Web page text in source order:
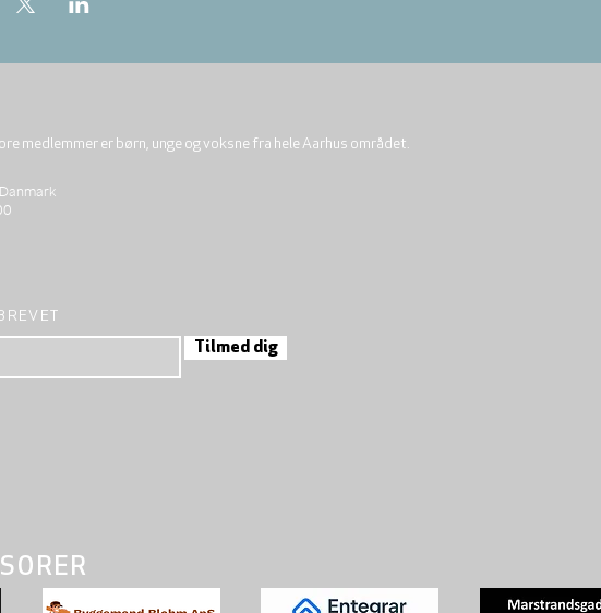
medlemmer er børn, unge og voksne fra hele Aarhus området.
Tilmed dig